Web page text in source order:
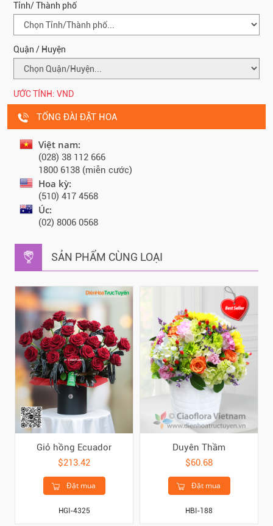
Tỉnh/ Thành phố
Quận / Huyện
ƯỚC TÍNH: VND
TỔNG ĐÀI ĐẶT HOA
Việt nam:
(028) 38 112 666
1800 6138 (miễn cước)
Hoa kỳ:
(510) 417 4568
Úc:
(02) 8006 0568
SẢN PHẨM CÙNG LOẠI
Giỏ hồng Ecuador
$213.42
Đặt mua
HGI-4325
Duyên Thầm
$60.68
Đặt mua
HBI-188